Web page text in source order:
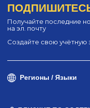
Получайте последние
на эл. почту
Создайте свою учётную
Регионы / Языки